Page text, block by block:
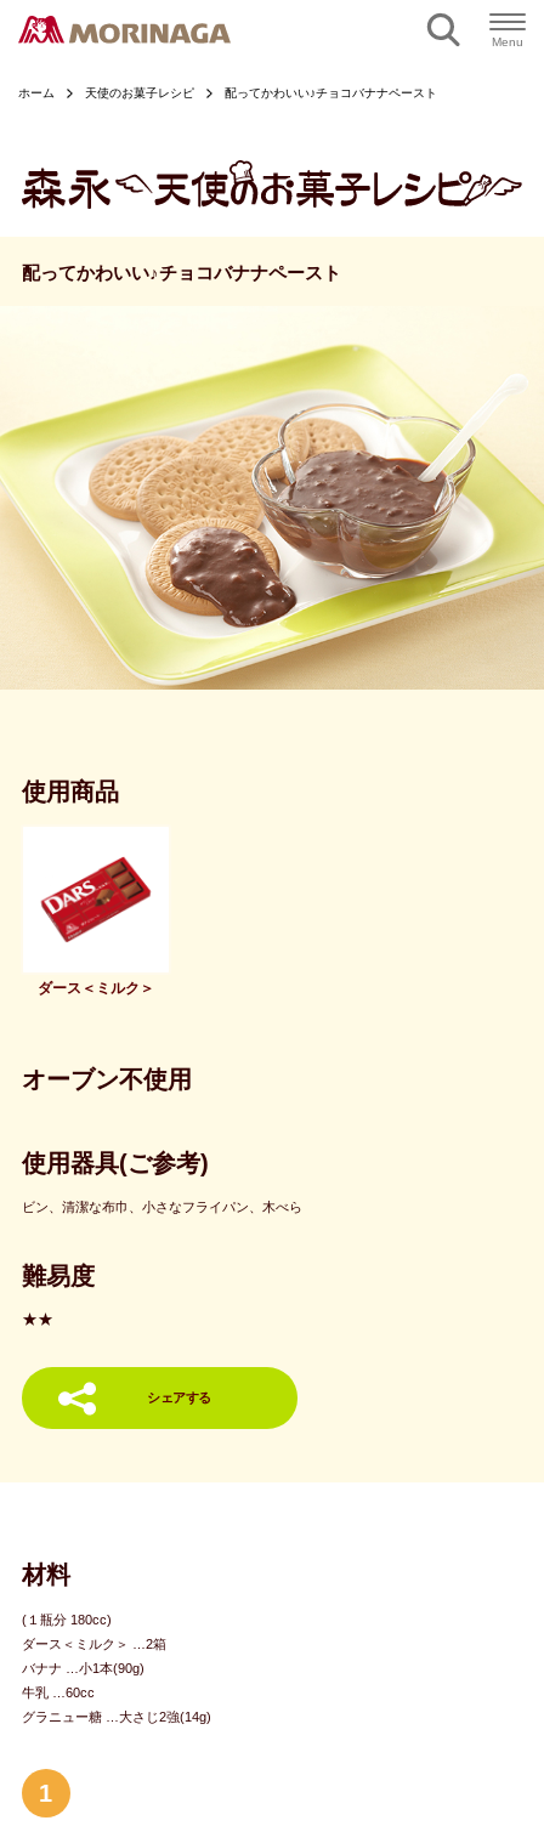
Menu
ホーム 天使のお菓子レシピ 配ってかわいい♪チョコバナナペースト
配ってかわいい♪チョコバナナペースト
使用商品
ダース＜ミルク＞
オーブン不使用
使用器具(ご参考)
ビン、清潔な布巾、小さなフライパン、木べら
難易度
★★
シェアする
材料
(１瓶分 180cc)
ダース＜ミルク＞ …2箱
バナナ …小1本(90g)
牛乳 …60cc
グラニュー糖 …大さじ2強(14g)
1